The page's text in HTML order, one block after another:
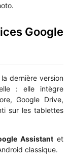
Google
la dernière version
: elle intègre
Google Drive,
sur les tablettes
Assistantet
classique.